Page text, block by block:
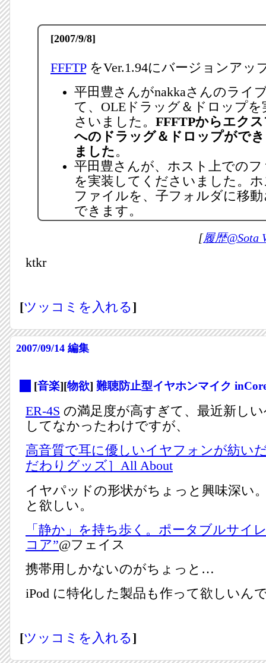
[2007/9/8]
FFFTPをVer.1.94にバージョンアッ
平田豊さんがnakkaさんのライ
て、OLEドラッグ＆ドロップ
さいました。 FFFTPからエク
へのドラッグ＆ドロップがで
ました 。
平田豊さんが、ホスト上での
を実装してくださいました。
ファイルを、子フォルダに移
できます。
[履歴@Sota
ktkr
[ツッコミを入れる]
2007/09/14 編集
[音楽][物欲]難聴防止型イヤホンマイク
ER-4S の満足度が高すぎて、最近新し
してなかったわけですが、
高音質で耳に優しいイヤフォンが紡い
だわりグッズ］All About
イヤパッドの形状がちょっと興味深い
と欲しい。
「静か」を持ち歩く。ポータブルサイ
コア”@フェイス
携帯用しかないのがちょっと…
iPod に特化した製品も作って欲しいん
[ツッコミを入れる]